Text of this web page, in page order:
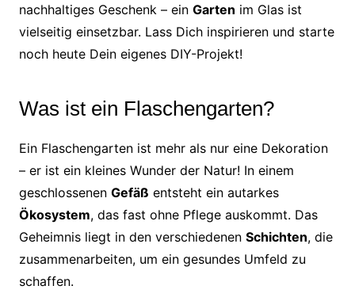
nachhaltiges Geschenk – ein Garten im Glas ist
vielseitig einsetzbar. Lass Dich inspirieren und starte
noch heute Dein eigenes DIY-Projekt!
Was ist ein Flaschengarten?
Ein Flaschengarten ist mehr als nur eine Dekoration
– er ist ein kleines Wunder der Natur! In einem
geschlossenen Gefäß entsteht ein autarkes
Ökosystem, das fast ohne Pflege auskommt. Das
Geheimnis liegt in den verschiedenen Schichten, die
zusammenarbeiten, um ein gesundes Umfeld zu
schaffen.